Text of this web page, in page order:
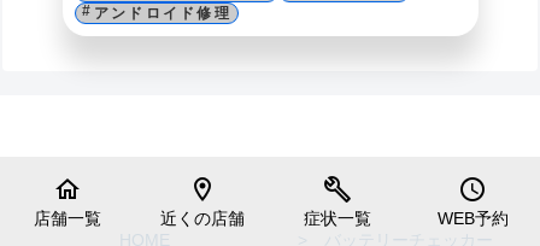
アンドロイド修理
HOME > バッテリーチェッカー
home
店舗一覧
location_on
近くの店舗
build
症状一覧
schedule
WEB予約